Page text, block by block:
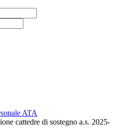
ATA
cattedre di sostegno a.s. 2025-